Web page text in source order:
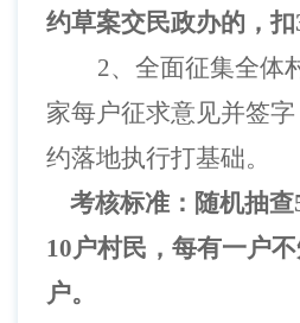
约草案交民政办的，扣
2、 全面征集全体
家每户征求意见并签字
约落地执行打基础。
考核标准：随机抽查
10户村民，每有一户
户。